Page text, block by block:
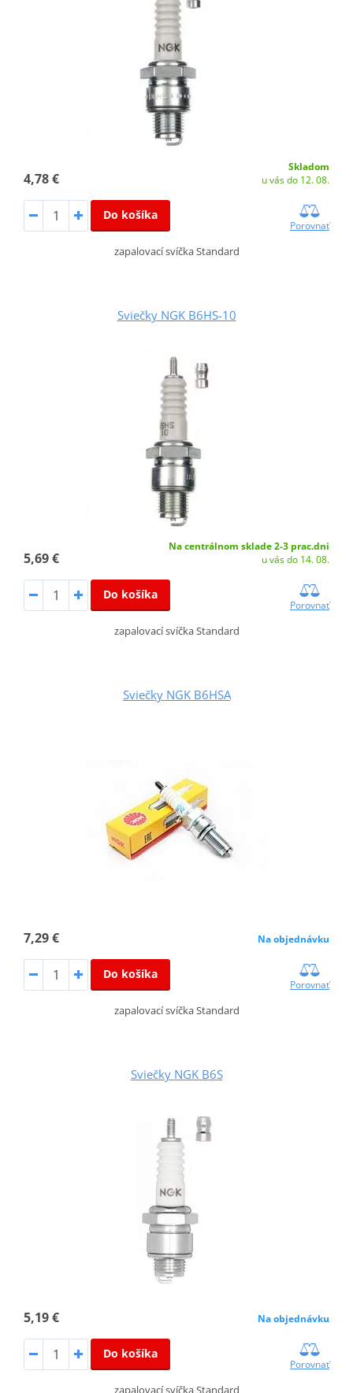
4,78 €
Skladom
u vás do 12. 08.
Do košíka
Porovnať
zapalovací svíčka Standard
Sviečky NGK B6HS-10
5,69 €
Na centrálnom sklade 2-3 prac.dni
u vás do 14. 08.
Do košíka
Porovnať
zapalovací svíčka Standard
Sviečky NGK B6HSA
7,29 € Na objednávku
Do košíka
Porovnať
zapalovací svíčka Standard
Sviečky NGK B6S
5,19 € Na objednávku
Do košíka
Porovnať
zapalovací svíčka Standard